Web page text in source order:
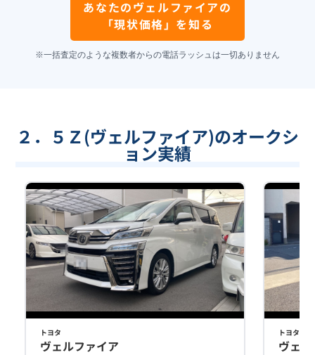
あなたのヴェルファイアの
「現状価格」を知る
※一括査定のような複数者からの電話ラッシュは一切ありません
２．５Ｚ(ヴェルファイア)のオークシ
ョン実績
トヨタ
ヴェルファイア
トヨタ
ヴェ